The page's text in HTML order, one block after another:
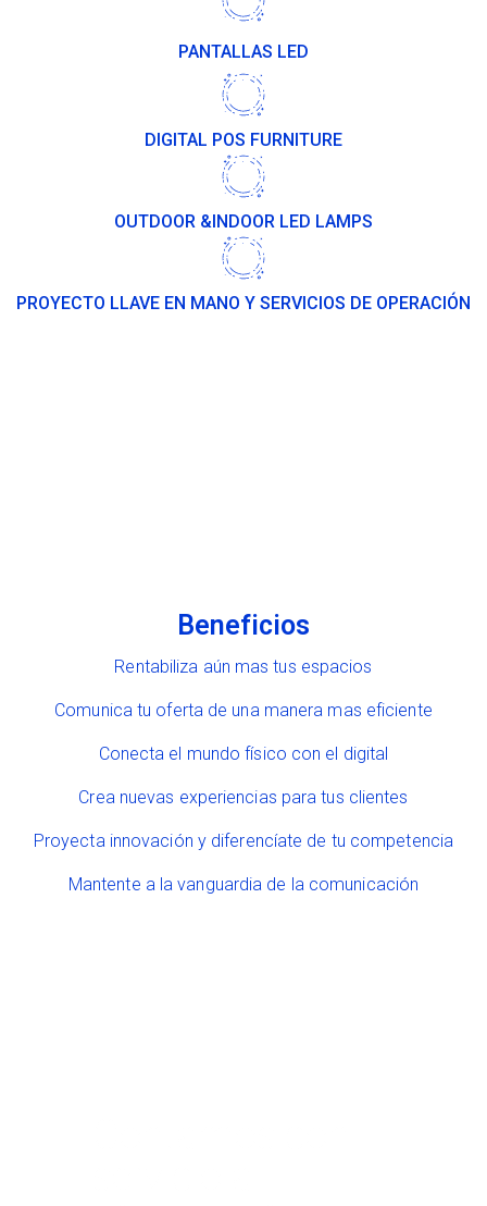
PANTALLAS LED
DIGITAL POS FURNITURE
OUTDOOR &INDOOR LED LAMPS
PROYECTO LLAVE EN MANO Y SERVICIOS DE OPERACIÓN
Beneficios
Rentabiliza aún mas tus espacios
Comunica tu oferta de una manera mas eficiente
Conecta el mundo físico con el digital
Crea nuevas experiencias para tus clientes
Proyecta innovación y diferencíate de tu competencia
Mantente a la vanguardia de la comunicación